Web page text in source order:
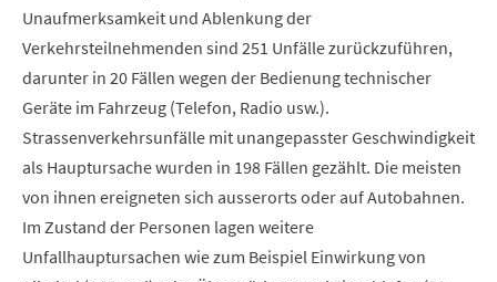
Unaufmerksamkeit und Ablenkung der
Verkehrsteilnehmenden sind 251 Unfälle zurückzuführen,
darunter in 20 Fällen wegen der Bedienung technischer
Geräte im Fahrzeug (Telefon, Radio usw.).
Strassenverkehrsunfälle mit unangepasster Geschwindigkeit
als Hauptursache wurden in 198 Fällen gezählt. Die meisten
von ihnen ereigneten sich ausserorts oder auf Autobahnen.
Im Zustand der Personen lagen weitere
Unfallhauptursachen wie zum Beispiel Einwirkung von